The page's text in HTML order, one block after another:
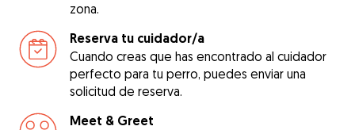
zona.
Reserva tu cuidador/a
Cuando creas que has encontrado al cuidador
perfecto para tu perro, puedes enviar una
solicitud de reserva.
Meet & Greet